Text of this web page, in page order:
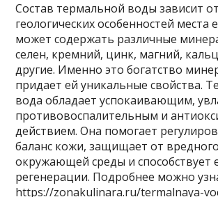
Состав термальной воды зависит от
геологических особенностей места
может содержать различные
селен, кремний, цинк, магний,
другие. Именно это богатство
придает ей уникальные свойства.
вода обладает успокаивающим,
противовоспалительным и
действием. Она помогает
баланс кожи, защищает от
окружающей среды и способствует
регенерации. Подробнее можно
https://zonakulinara.ru/termalnaya-